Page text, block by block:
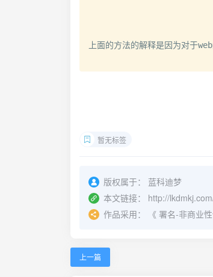
上面的方法的解释是因为对于
暂无标签
版权属于：
蓝科迪梦
本文链接：
http://
作品采用：
《 署名-非商业
上一篇